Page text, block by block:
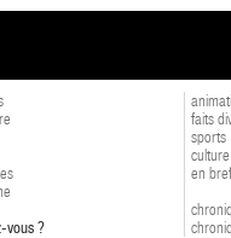
vous ?
faits
sports
culture
en bref